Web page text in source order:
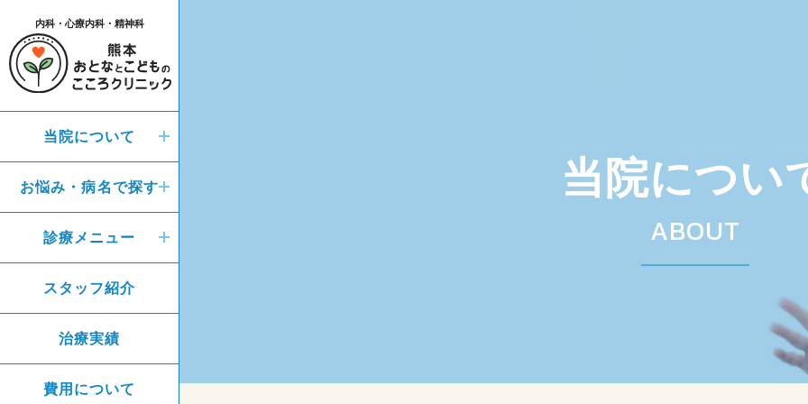
内科・心療内科・精神科
当院について
お悩み・病名で探す
診療メニュー
スタッフ紹介
治療実績
費用について
当院につい
ABOUT